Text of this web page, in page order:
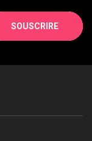
SOUSCRIRE